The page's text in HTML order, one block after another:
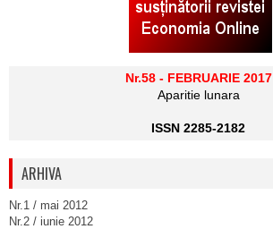
Nr.58 - FEBRUARIE 2017
Aparitie lunara
ISSN 2285-2182
ARHIVA
Nr.1 / mai 2012
Nr.2 / iunie 2012